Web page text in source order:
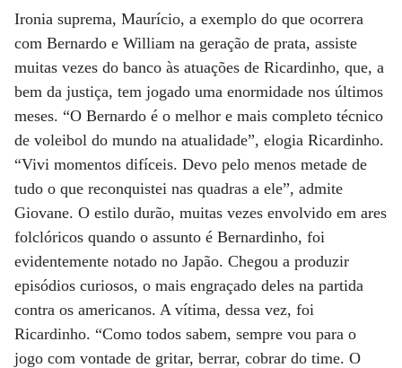
Ironia suprema, Maurício, a exemplo do que ocorrera
com Bernardo e William na geração de prata, assiste
muitas vezes do banco às atuações de Ricardinho, que, a
bem da justiça, tem jogado uma enormidade nos últimos
meses. “O Bernardo é o melhor e mais completo técnico
de voleibol do mundo na atualidade”, elogia Ricardinho.
“Vivi momentos difíceis. Devo pelo menos metade de
tudo o que reconquistei nas quadras a ele”, admite
Giovane. O estilo durão, muitas vezes envolvido em ares
folclóricos quando o assunto é Bernardinho, foi
evidentemente notado no Japão. Chegou a produzir
episódios curiosos, o mais engraçado deles na partida
contra os americanos. A vítima, dessa vez, foi
Ricardinho. “Como todos sabem, sempre vou para o
jogo com vontade de gritar, berrar, cobrar do time. O